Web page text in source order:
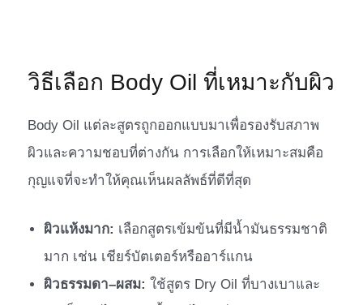
วิธีเลือก Body Oil ที่เหมาะกับผิว
Body Oil แต่ละสูตรถูกออกแบบมาเพื่อรองรับสภาพ
ผิวและความชอบที่ต่างกัน การเลือกให้เหมาะสมคือ
กุญแจที่จะทำให้คุณเห็นผลลัพธ์ที่ดีที่สุด
ผิวแห้งมาก: เลือกสูตรเข้มข้นที่มีน้ำมันธรรมชาติ
มาก เช่น เชียร์บัตเตอร์หรืออาร์แกน
ผิวธรรมดา–ผสม: ใช้สูตร Dry Oil ที่บางเบาและ